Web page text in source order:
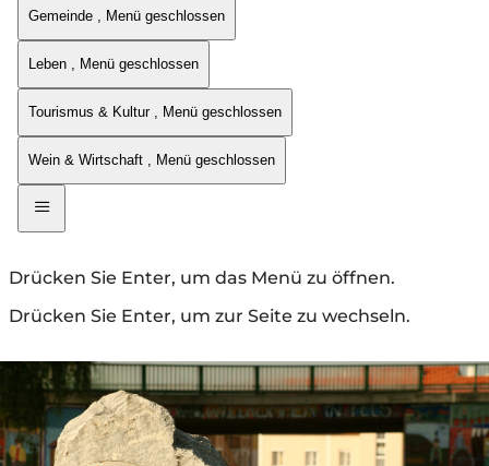
Gemeinde , Menü geschlossen
Leben , Menü geschlossen
Tourismus & Kultur , Menü geschlossen
Wein & Wirtschaft , Menü geschlossen
Drücken Sie Enter, um das Menü zu öffnen.
Drücken Sie Enter, um zur Seite zu wechseln.